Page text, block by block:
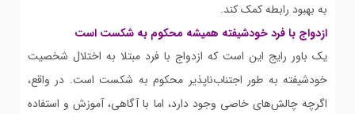
به بهبود رابطه کمک کند.
ازدواج با فرد خودشیفته همیشه محکوم به شکست است
یک باور رایج این است که ازدواج با فرد مبتلا به اختلال شخصیت
خودشیفته به طور اجتناب‌ناپذیر محکوم به شکست است. در واقع،
اگرچه چالش‌های خاصی وجود دارد، اما با آگاهی، آموزش و استفاده